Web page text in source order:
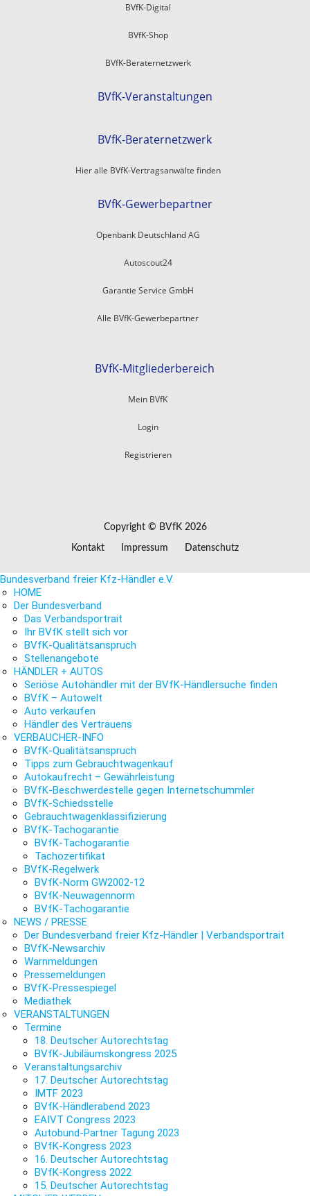
BVfK-Digital
BVfK-Shop
BVfK-Beraternetzwerk
BVfK-Veranstaltungen
BVfK-Beraternetzwerk
Hier alle BVfK-Vertragsanwälte finden
BVfK-Gewerbepartner
Openbank Deutschland AG
Autoscout24
Garantie Service GmbH
Alle BVfK-Gewerbepartner
BVfK-Mitgliederbereich
Mein BVfK
Login
Registrieren
Copyright © BVfK 2026
Kontakt Impressum Datenschutz
Bundesverband freier Kfz-Händler e.V.
HOME
Der Bundesverband
Das Verbandsportrait
Ihr BVfK stellt sich vor
BVfK-Qualitätsanspruch
Stellenangebote
HÄNDLER + AUTOS
Seriöse Autohändler mit der BVfK-Händlersuche finden
BVfK – Autowelt
Auto verkaufen
Händler des Vertrauens
VERBAUCHER-INFO
BVfK-Qualitätsanspruch
Tipps zum Gebrauchtwagenkauf
Autokaufrecht – Gewährleistung
BVfK-Beschwerdestelle gegen Internetschummler
BVfK-Schiedsstelle
Gebrauchtwagenklassifizierung
BVfK-Tachogarantie
BVfK-Tachogarantie
Tachozertifikat
BVfK-Regelwerk
BVfK-Norm GW2002-12
BVfK-Neuwagennorm
BVfK-Tachogarantie
NEWS / PRESSE
Der Bundesverband freier Kfz-Händler | Verbandsportrait
BVfK-Newsarchiv
Warnmeldungen
Pressemeldungen
BVfK-Pressespiegel
Mediathek
VERANSTALTUNGEN
Termine
18. Deutscher Autorechtstag
BVfK-Jubiläumskongress 2025
Veranstaltungsarchiv
17. Deutscher Autorechtstag
IMTF 2023
BVfK-Händlerabend 2023
EAIVT Congress 2023
Autobund-Partner Tagung 2023
BVfK-Kongress 2023
16. Deutscher Autorechtstag
BVfK-Kongress 2022
15. Deutscher Autorechtstag